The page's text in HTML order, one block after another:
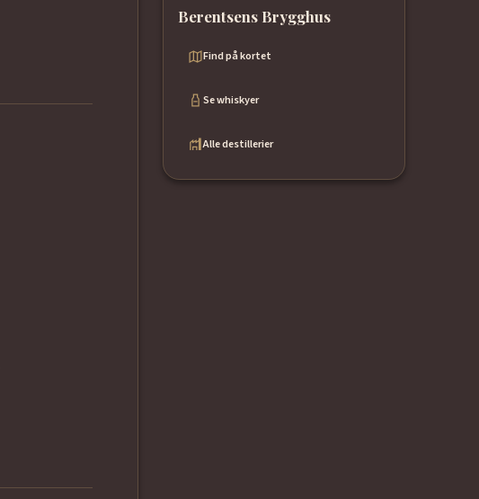
Berentsens Brygghus
Find på kortet
Se whiskyer
Alle destillerier